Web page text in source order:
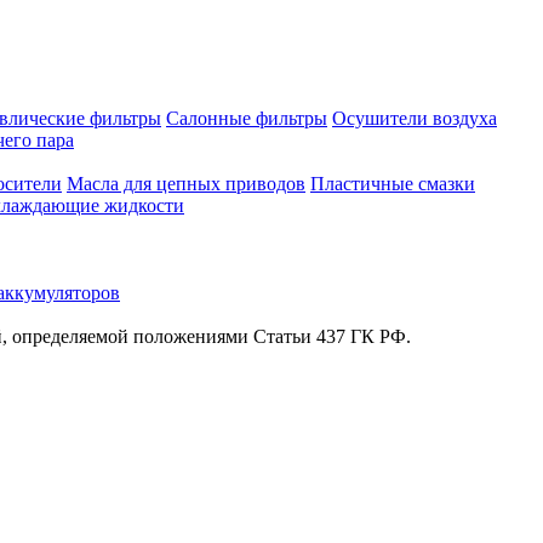
фильтры Салонные фильтры Осушители воздуха
пара
Масла для цепных приводов Пластичные смазки
жидкости
определяемой положениями Статьи 437 ГК РФ.